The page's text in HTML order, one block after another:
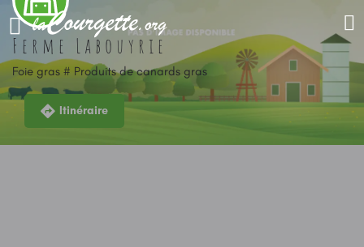
Ferme Labouyrie
Foie gras # Produits de canards gras
Itinéraire